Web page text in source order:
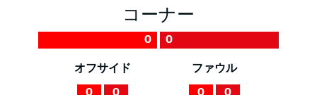
コーナー
0 0
オフサイド ファウル